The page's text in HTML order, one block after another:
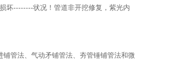
坏--------状况！管道非开挖修复，紫光内
管法、气动矛铺管法、夯管锤铺管法和微